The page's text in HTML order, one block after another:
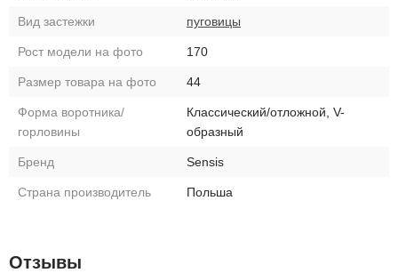
Вид застежки пуговицы
Рост модели на фото 170
Размер товара на фото 44
Форма воротника/
горловины
Классический/отложной, V-
образный
Бренд Sensis
Страна производитель Польша
Отзывы